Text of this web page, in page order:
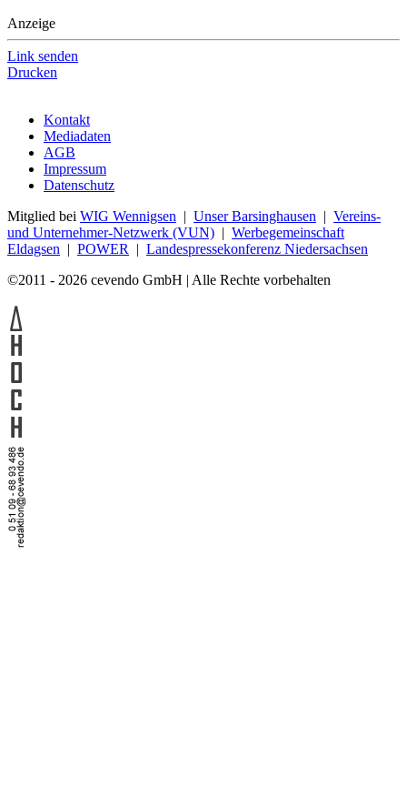
Anzeige
Link senden
Drucken
Kontakt
Mediadaten
AGB
Impressum
Datenschutz
Mitglied bei WIG Wennigsen | Unser Barsinghausen | Vereins-
und Unternehmer-Netzwerk (VUN) | Werbegemeinschaft
Eldagsen | POWER | Landespressekonferenz Niedersachsen
©2011 - 2026 cevendo GmbH | Alle Rechte vorbehalten